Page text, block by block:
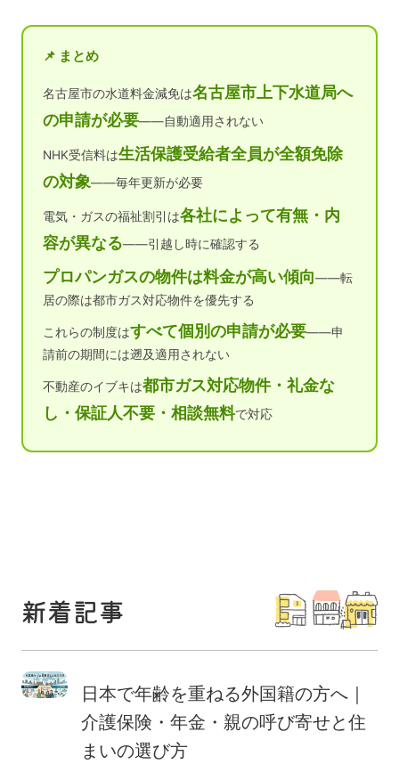
📌 まとめ
名古屋市の水道料金減免は名古屋市上下水道局へ
の申請が必要——自動適用されない
NHK受信料は生活保護受給者全員が全額免除
の対象——毎年更新が必要
電気・ガスの福祉割引は各社によって有無・内
容が異なる——引越し時に確認する
プロパンガスの物件は料金が高い傾向——転
居の際は都市ガス対応物件を優先する
これらの制度はすべて個別の申請が必要——申
請前の期間には遡及適用されない
不動産のイブキは都市ガス対応物件・礼金な
し・保証人不要・相談無料で対応
新着記事
日本で年齢を重ねる外国籍の方へ｜
介護保険・年金・親の呼び寄せと住
まいの選び方